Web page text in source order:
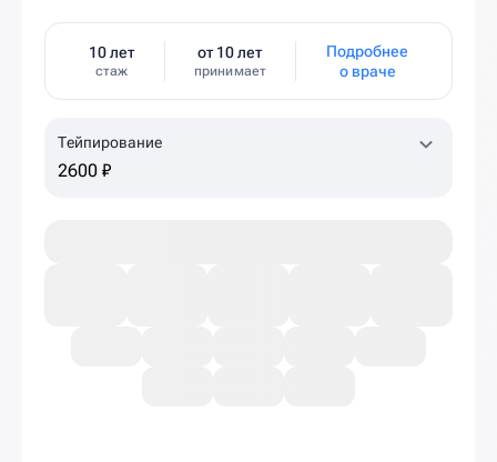
10 лет
стаж
от 10 лет
принимает
Подробнее
о враче
Тейпирование
2600 ₽